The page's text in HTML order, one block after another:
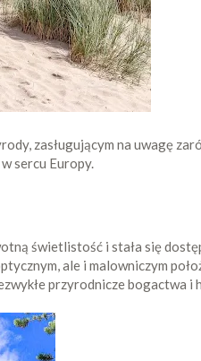
zasługującym na uwagę
sercu Europy.
świetlistość i stała się
ale i malowniczym
przyrodnicze bogactwa